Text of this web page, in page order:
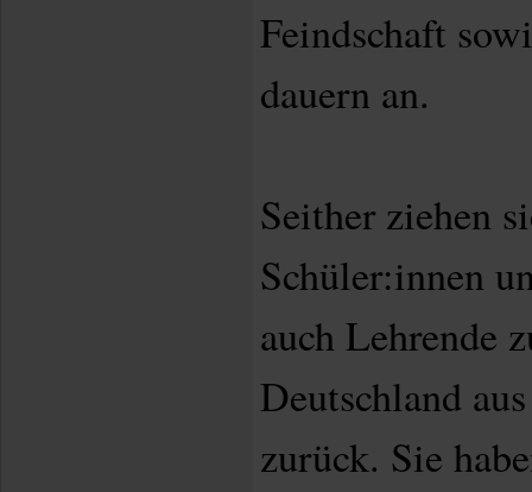
Feindschaft
dauern an.
Seither ziehen
Schüler:innen
auch Lehrende
Deutschland
zurück. Sie